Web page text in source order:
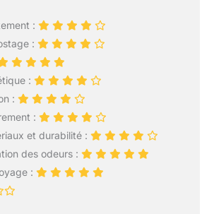
de réglages, la gestion
des déchets est pratique
et durable. Optez pour
notre bac compost
cuisine alimentaires
efficace et conviviale.
limiter votre empreinte
carbone tout en
enrichissant durablement
votre jardin.
Réduction efficace des
déchets : Grâce au
séchage haute
température, au broyage
et au refroidissement, ce
composteur domestique
réduit le volume des
:
:
:
:
:
et durabilité :
des odeurs :
: